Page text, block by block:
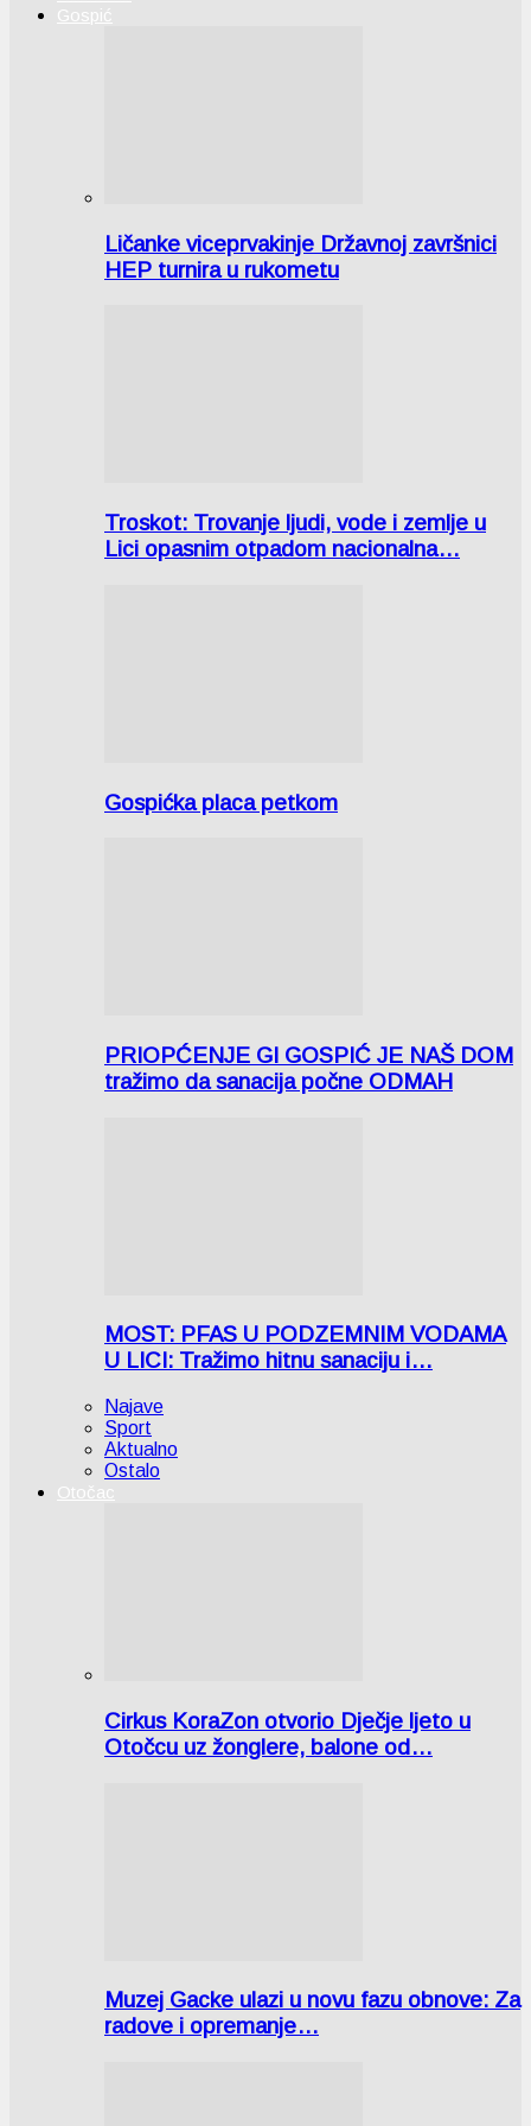
Gospić
Ličanke viceprvakinje Državnoj završnici
HEP turnira u rukometu
Troskot: Trovanje ljudi, vode i zemlje u
Lici opasnim otpadom nacionalna…
Gospićka placa petkom
PRIOPĆENJE GI GOSPIĆ JE NAŠ DOM
tražimo da sanacija počne ODMAH
MOST: PFAS U PODZEMNIM VODAMA
U LICI: Tražimo hitnu sanaciju i…
Najave
Sport
Aktualno
Ostalo
Otočac
Cirkus KoraZon otvorio Dječje ljeto u
Otočcu uz žonglere, balone od…
Muzej Gacke ulazi u novu fazu obnove: Za
radove i opremanje…